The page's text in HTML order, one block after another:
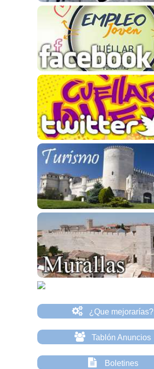
¿Que mejorarías?
Tablón Anuncios
Boletines